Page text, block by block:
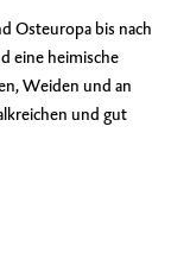
Osteuropa bis nach
eine heimische
Weiden und an
und gut